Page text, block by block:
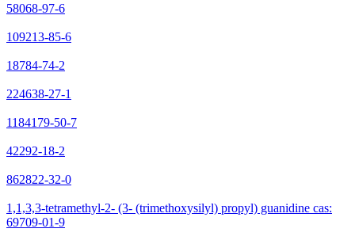
58068-97-6
109213-85-6
18784-74-2
224638-27-1
1184179-50-7
42292-18-2
862822-32-0
1,1,3,3-tetramethyl-2- (3- (trimethoxysilyl) propyl) guanidine cas:
69709-01-9